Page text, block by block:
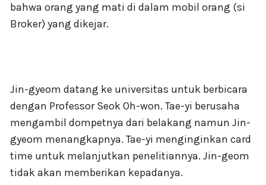
bahwa orang yang mati di dalam mobil orang (si
Broker) yang dikejar.
Jin-gyeom datang ke universitas untuk berbicara
dengan Professor Seok Oh-won. Tae-yi berusaha
mengambil dompetnya dari belakang namun Jin-
gyeom menangkapnya. Tae-yi menginginkan card
time untuk melanjutkan penelitiannya. Jin-geom
tidak akan memberikan kepadanya.